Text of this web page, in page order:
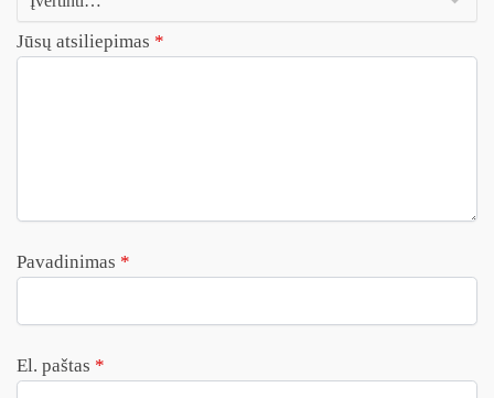
Jūsų atsiliepimas *
Pavadinimas *
El. paštas *